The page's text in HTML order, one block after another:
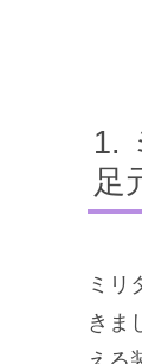
足
ミリ
きま